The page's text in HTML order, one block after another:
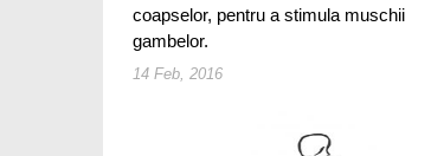
coapselor, pentru a stimula muschii
gambelor.
14 Feb, 2016